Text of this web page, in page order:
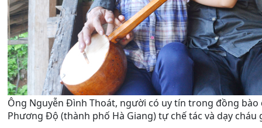
Ông Nguyễn Đình Thoát, người có uy tín trong đồng bào
Phương Độ (thành phố Hà Giang) tự chế tác và dạy cháu